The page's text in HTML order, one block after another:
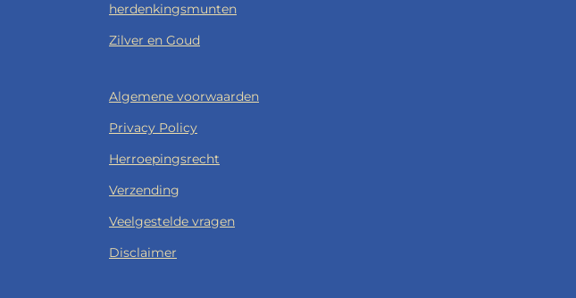
herdenkingsmunten
Zilver en Goud
Algemene voorwaarden
Privacy Policy
Herroepingsrecht
Verzending
Veelgestelde vragen
Disclaimer